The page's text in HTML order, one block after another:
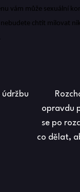
vám může sexuální
nebudete chtít milovat
opravdu
se po
co dělat,